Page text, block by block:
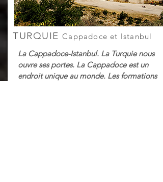
TURQUIECappadoce et Istanbul
La Cappadoce-Istanbul. La Turquie nous
ouvre ses portes. La Cappadoce est un
endroit unique au monde. Les formations